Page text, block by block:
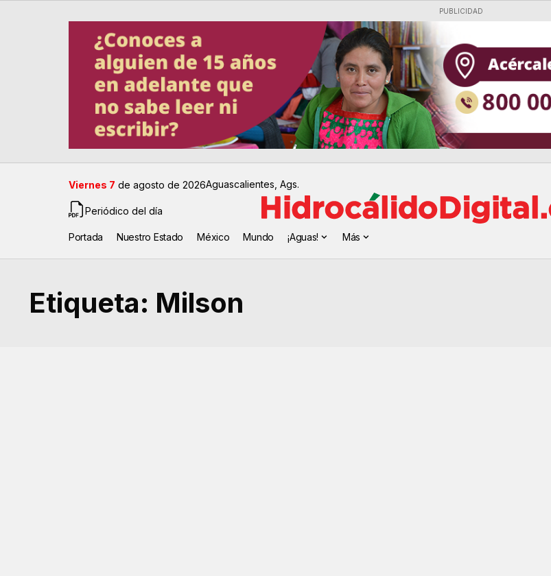
PUBLICIDAD
Viernes 7 de agosto de 2026Aguascalientes, Ags.
Periódico del día
Portada Nuestro Estado México Mundo ¡Aguas! Más
Etiqueta: Milson